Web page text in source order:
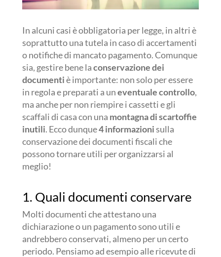
In alcuni casi è obbligatoria per legge, in altri è
soprattutto una tutela in caso di accertamenti
o notifiche di mancato pagamento. Comunque
sia, gestire bene laconservazione dei
documentiè importante: non solo per essere
in regola e preparati a uneventuale controllo,
ma anche per non riempire i cassetti e gli
scaffali di casa con una montagna di scartoffie
inutili. Ecco dunque4 informazionisulla
conservazione dei documenti fiscali che
possono tornare utili per organizzarsi al
meglio!
1. Quali documenti conservare
Molti documenti che attestano una
dichiarazione o un pagamento sono utili e
andrebbero conservati, almeno per un certo
periodo. Pensiamo ad esempio alle ricevute di